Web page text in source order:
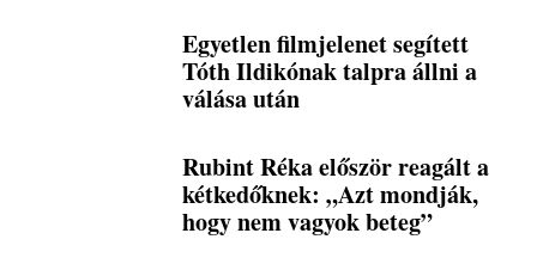
Egyetlen filmjelenet segített
Tóth Ildikónak talpra állni a
válása után
Rubint Réka először reagált a
kétkedőknek: „Azt mondják,
hogy nem vagyok beteg”